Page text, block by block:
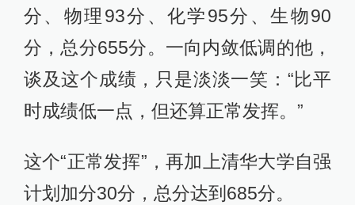
分、物理93分、化学95分、生物90
分，总分655分。一向内敛低调的他，
谈及这个成绩，只是淡淡一笑：“比平
时成绩低一点，但还算正常发挥。”
这个“正常发挥”，再加上清华大学自强
计划加分30分，总分达到685分。